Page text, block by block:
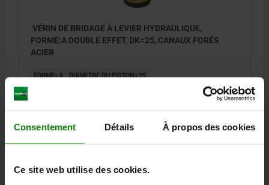
Consentement Détails À propos des cookies
Ce site web utilise des cookies.
VÉRIN DE BRIDAGE À LEVIER HYDRAULIQUE,
FORME:A DOUBLE EFFET, DK=25, CANAUX FORÉS
ACIER
FORME=A DIAMÈTRE DU PISTON=25
H3=11,5 H4=38 H5=20 H6=15 L=49 L1=35,5
L2=6,75 L3=14,75
FORCE DU PISTON À 400 BARS (KN)=24,6